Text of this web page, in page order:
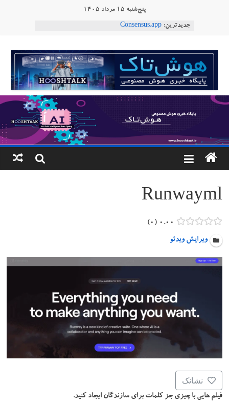
پنج‌شنبه ۱۵ مرداد ۱۴۰۵
جدیدترین: Consensus.app
طبیعی فارسی
ربات «Aru» محصول شرکت فرانسوی Nio
Robotics
ربات T‑800
هوشتاک
پایگاه
خبری
هوش
مصنوعی
www.hooshtaak.ir
Runwayml
۰.۰۰ ۰
ویرایش ویدئو
نشانک
فیلم هایی با چیزی جز کلمات برای سازندگان ایجاد کنید.